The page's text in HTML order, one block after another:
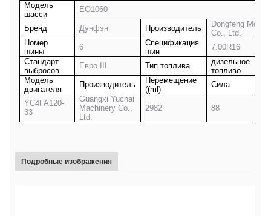
Модель
шасси
EQ1060
Бренд Дунфэн Производитель
Dongfeng Motors
Co., Ltd.
Номер
шины
6
Спецификация
шин
7.00R16
Стандарт
выбросов
Евро III Тип топлива
дизельное
топливо
Модель
двигателя
Производитель
Перемещение
((ml)
Сила
YC4FA120-
33
Guangxi Yuchai
Machinery Co.,
Ltd.
2982 88
Подробные изображения